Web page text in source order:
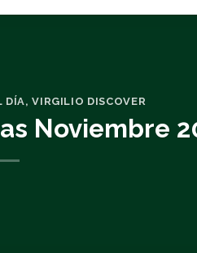
DÍA,VIRGILIO DISCOVER
Noviembre